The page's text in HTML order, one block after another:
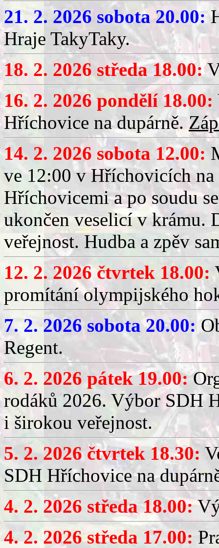
21. 2. 2026 sobota 20.00:
Hraje TakyTaky.
18. 2. 2026 středa 18.00:
16. 2. 2026 pondělí 18.00:
Hříchovice na dupárně.
14. 2. 2026 sobota 12.00:
ve 12:00 v Hříchovicích
Hříchovicemi a po soudu
ukončen veselicí v krámu.
veřejnost. Hudba a zpěv
12. 2. 2026 čtvrtek 18.00:
promítání olympijského
7. 2. 2026 sobota 20.00:
Regent.
6. 2. 2026 pátek 19.00:
rodáků 2026. Výbor SDH
i širokou veřejnost.
5. 2. 2026 čtvrtek 18.30:
SDH Hříchovice na
4. 2. 2026 středa 18.00:
4. 2. 2026 středa 17.00: